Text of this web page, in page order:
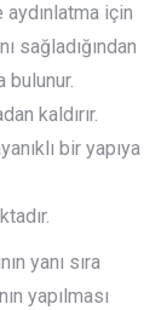
için
sağladığından
bulunur.
kaldırır.
bir yapıya
yanı sıra
yapılması